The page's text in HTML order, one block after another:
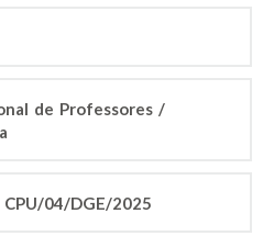
de Professores /
04/DGE/2025